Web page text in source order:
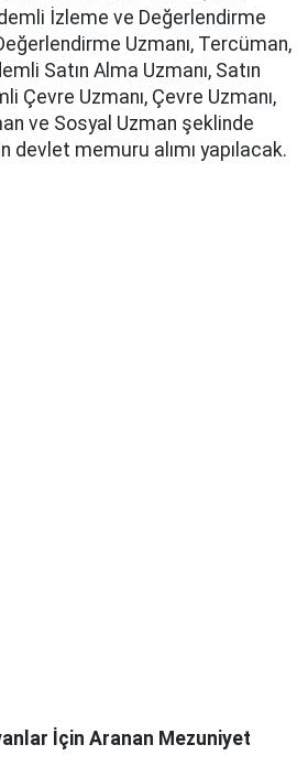
İzleme ve Değerlendirme
Uzmanı, Tercüman,
Satın Alma Uzmanı, Satın
Çevre Uzmanı, Çevre Uzmanı,
ve Sosyal Uzman şeklinde
devlet memuru alımı yapılacak.
İçin Aranan Mezuniyet